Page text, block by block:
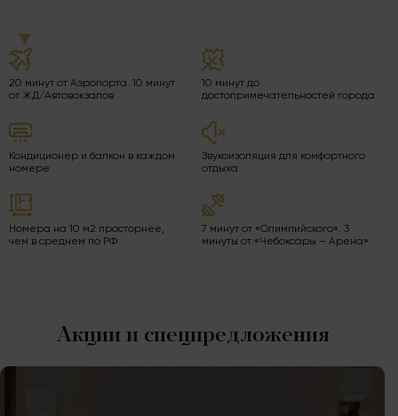
20 минут от Аэропорта. 10 минут
от ЖД/Автовокзалов
10 минут до
достопримечательностей города
Кондиционер и балкон в каждом
номере
Звукоизоляция для комфортного
отдыха
Номера на 10 м2 просторнее,
чем в среднем по РФ
7 минут от «Олимпийского». 3
минуты от «Чебоксары – Арена»
Акции и спецпредложения